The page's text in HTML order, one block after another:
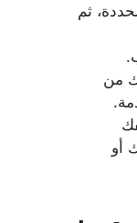
ثم
من
أو